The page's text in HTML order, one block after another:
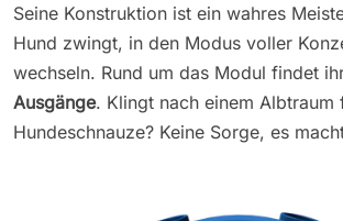
Seine Konstruktion ist ein wahres
Hund zwingt, in den Modus voller
wechseln. Rund um das Modul findet
Ausgänge. Klingt nach einem Albtraum
Hundeschnauze? Keine Sorge, es